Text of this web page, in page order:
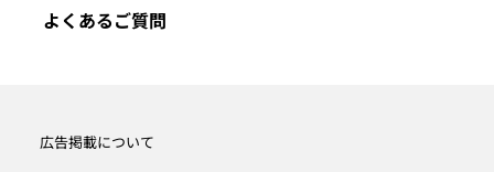
よくあるご質問
広告掲載について